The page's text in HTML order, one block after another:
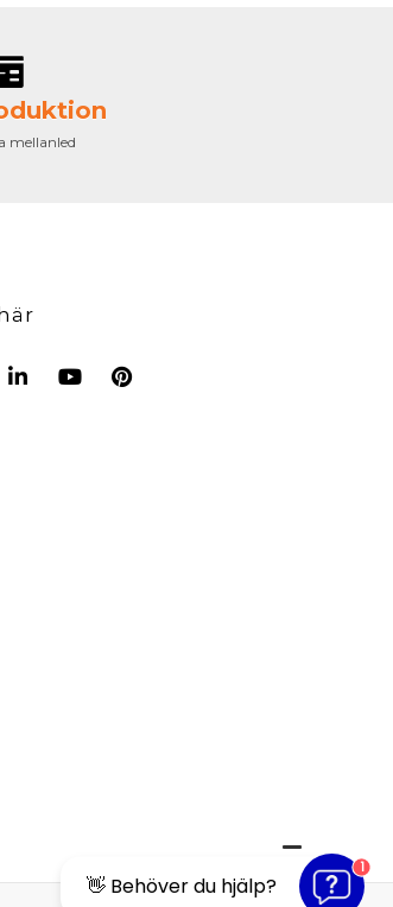
mellanled
👋 Behöver du hjälp?
1